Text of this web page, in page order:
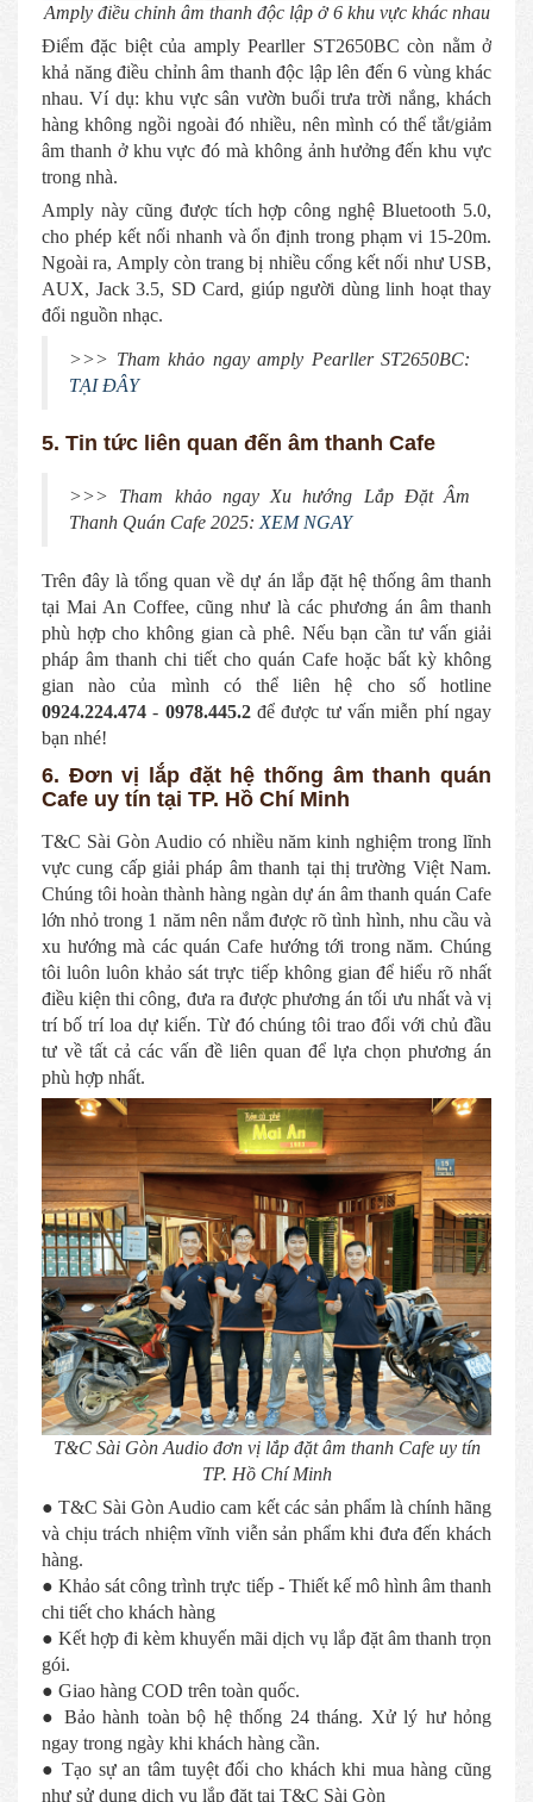
Amply điều chỉnh âm thanh độc lập ở 6 khu vực khác nhau
Điểm đặc biệt của amply Pearller ST2650BC còn nằm ở
khả năng điều chỉnh âm thanh độc lập lên đến 6 vùng khác
nhau. Ví dụ: khu vực sân vườn buổi trưa trời nắng, khách
hàng không ngồi ngoài đó nhiều, nên mình có thể tắt/giảm
âm thanh ở khu vực đó mà không ảnh hưởng đến khu vực
trong nhà.
Amply này cũng được tích hợp công nghệ Bluetooth 5.0,
cho phép kết nối nhanh và ổn định trong phạm vi 15-20m.
Ngoài ra, Amply còn trang bị nhiều cổng kết nối như USB,
AUX, Jack 3.5, SD Card, giúp người dùng linh hoạt thay
đổi nguồn nhạc.
>>> Tham khảo ngay amply Pearller ST2650BC:
TẠI ĐÂY
5. Tin tức liên quan đến âm thanh Cafe
>>> Tham khảo ngay Xu hướng Lắp Đặt Âm
Thanh Quán Cafe 2025: XEM NGAY
Trên đây là tổng quan về dự án lắp đặt hệ thống âm thanh
tại Mai An Coffee, cũng như là các phương án âm thanh
phù hợp cho không gian cà phê. Nếu bạn cần tư vấn giải
pháp âm thanh chi tiết cho quán Cafe hoặc bất kỳ không
gian nào của mình có thể liên hệ cho số hotline
0924.224.474 - 0978.445.2để được tư vấn miễn phí ngay
bạn nhé!
6. Đơn vị lắp đặt hệ thống âm thanh quán
Cafe uy tín tại TP. Hồ Chí Minh
T&C Sài Gòn Audio có nhiều năm kinh nghiệm trong lĩnh
vực cung cấp giải pháp âm thanh tại thị trường Việt Nam.
Chúng tôi hoàn thành hàng ngàn dự án âm thanh quán Cafe
lớn nhỏ trong 1 năm nên nắm được rõ tình hình, nhu cầu và
xu hướng mà các quán Cafe hướng tới trong năm. Chúng
tôi luôn luôn khảo sát trực tiếp không gian để hiểu rõ nhất
điều kiện thi công, đưa ra được phương án tối ưu nhất và vị
trí bố trí loa dự kiến. Từ đó chúng tôi trao đổi với chủ đầu
tư về tất cả các vấn đề liên quan để lựa chọn phương án
phù hợp nhất.
T&C Sài Gòn Audio đơn vị lắp đặt âm thanh Cafe uy tín
TP. Hồ Chí Minh
● T&C Sài Gòn Audio cam kết các sản phẩm là chính hãng
và chịu trách nhiệm vĩnh viễn sản phẩm khi đưa đến khách
hàng.
● Khảo sát công trình trực tiếp - Thiết kế mô hình âm thanh
chi tiết cho khách hàng
● Kết hợp đi kèm khuyến mãi dịch vụ lắp đặt âm thanh trọn
gói.
● Giao hàng COD trên toàn quốc.
● Bảo hành toàn bộ hệ thống 24 tháng. Xử lý hư hỏng
ngay trong ngày khi khách hàng cần.
● Tạo sự an tâm tuyệt đối cho khách khi mua hàng cũng
như sử dụng dịch vụ lắp đặt tại T&C Sài Gòn